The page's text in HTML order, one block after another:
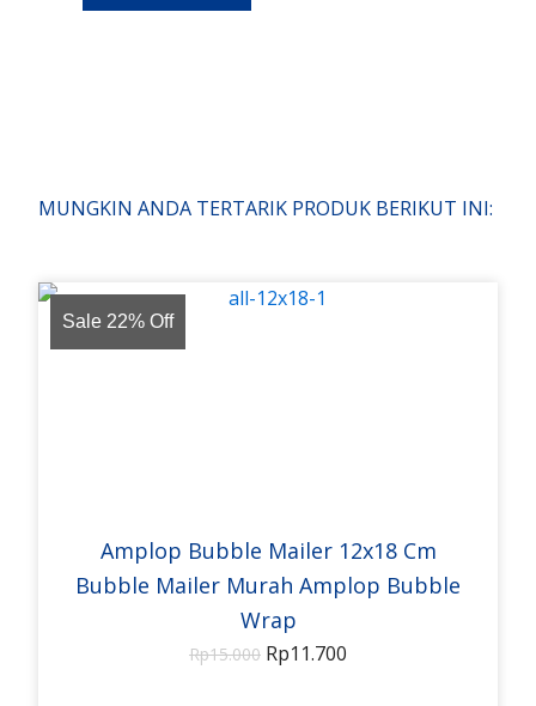
MUNGKIN ANDA TERTARIK PRODUK BERIKUT INI:
Sale 22% Off
Amplop Bubble Mailer 12x18 Cm
Bubble Mailer Murah Amplop Bubble
Wrap
Rp15.000 Rp11.700